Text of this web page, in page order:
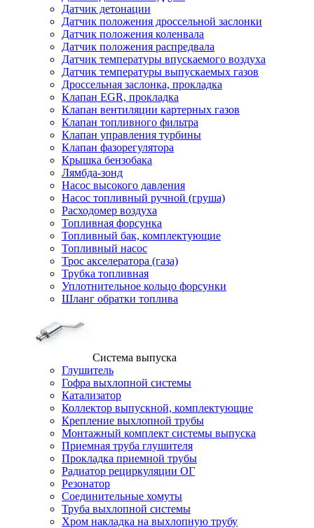
Датчик детонации
Датчик положения дроссельной заслонки
Датчик положения коленвала
Датчик положения распредвала
Датчик температуры впускаемого воздуха
Датчик температуры выпускаемых газов
Дроссельная заслонка, прокладка
Клапан EGR, прокладка
Клапан вентиляции картерных газов
Клапан топливного фильтра
Клапан управления турбины
Клапан фазорегулятора
Крышка бензобака
Лямбда-зонд
Насос высокого давления
Насос топливный ручной (груша)
Расходомер воздуха
Топливная форсунка
Топливный бак, комплектующие
Топливный насос
Трос акселератора (газа)
Трубка топливная
Уплотнительное кольцо форсунки
Шланг обратки топлива
Система выпуска
Глушитель
Гофра выхлопной системы
Катализатор
Коллектор выпускной, комплектующие
Крепление выхлопной трубы
Монтажный комплект системы выпуска
Приемная труба глушителя
Прокладка приемной трубы
Радиатор рециркуляции ОГ
Резонатор
Соединительные хомуты
Труба выхлопной системы
Хром накладка на выхлопную трубу